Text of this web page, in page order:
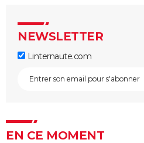
NEWSLETTER
Linternaute.com
EN CE MOMENT